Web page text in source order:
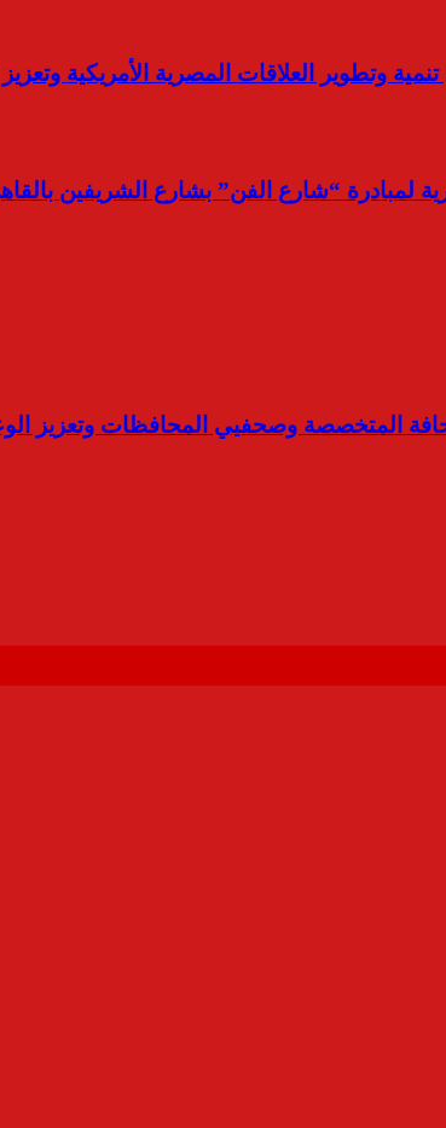
وتطوير العلاقات المصرية الأمريكية
لمبادرة “شارع الفن” بشارع الشريفين
المتخصصة وصحفيي المحافظات وتعزيز